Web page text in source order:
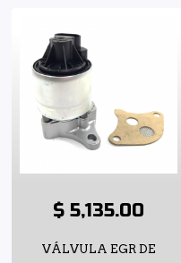
$ 5,135.00
VÁLVULA EGR DE